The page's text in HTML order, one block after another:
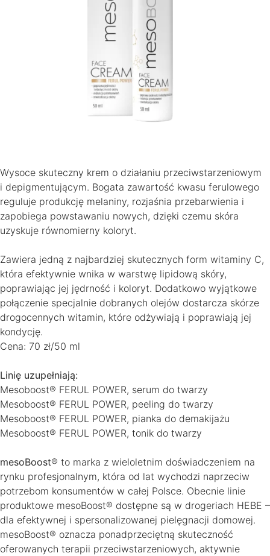
Wysoce skuteczny krem o działaniu przeciwstarzeniowym
i depigmentującym. Bogata zawartość kwasu ferulowego
reguluje produkcję melaniny, rozjaśnia przebarwienia i
zapobiega powstawaniu nowych, dzięki czemu skóra
uzyskuje równomierny koloryt.
Zawiera jedną z najbardziej skutecznych form witaminy C,
która efektywnie wnika w warstwę lipidową skóry,
poprawiając jej jędrność i koloryt. Dodatkowo wyjątkowe
połączenie specjalnie dobranych olejów dostarcza skórze
drogocennych witamin, które odżywiają i poprawiają jej
kondycję.
Cena: 70 zł/50 ml
Linię uzupełniają:
Mesoboost® FERUL POWER, serum do twarzy
Mesoboost® FERUL POWER, peeling do twarzy
Mesoboost® FERUL POWER, pianka do demakijażu
Mesoboost® FERUL POWER, tonik do twarzy
mesoBoost® to marka z wieloletnim doświadczeniem na
rynku profesjonalnym, która od lat wychodzi naprzeciw
potrzebom konsumentów w całej Polsce. Obecnie linie
produktowe mesoBoost® dostępne są w drogeriach HEBE –
dla efektywnej i spersonalizowanej pielęgnacji domowej.
mesoBoost® oznacza ponadprzeciętną skuteczność
oferowanych terapii przeciwstarzeniowych, aktywnie